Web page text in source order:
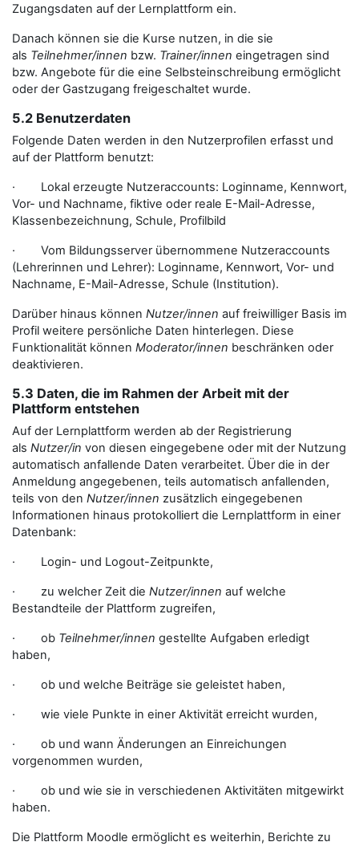
Zugangsdaten auf der Lernplattform ein.
Danach können sie die Kurse nutzen, in die sie
als Teilnehmer/innen bzw. Trainer/innen eingetragen sind
bzw. Angebote für die eine Selbsteinschreibung ermöglicht
oder der Gastzugang freigeschaltet wurde.
5.2 Benutzerdaten
Folgende Daten werden in den Nutzerprofilen erfasst und
auf der Plattform benutzt:
· Lokal erzeugte Nutzeraccounts: Loginname, Kennwort,
Vor- und Nachname, fiktive oder reale E-Mail-Adresse,
Klassenbezeichnung, Schule, Profilbild
· Vom Bildungsserver übernommene Nutzeraccounts
(Lehrerinnen und Lehrer): Loginname, Kennwort, Vor- und
Nachname, E-Mail-Adresse, Schule (Institution).
Darüber hinaus können Nutzer/innen auf freiwilliger Basis im
Profil weitere persönliche Daten hinterlegen. Diese
Funktionalität können Moderator/innen beschränken oder
deaktivieren.
5.3 Daten, die im Rahmen der Arbeit mit der
Plattform entstehen
Auf der Lernplattform werden ab der Registrierung
als Nutzer/in von diesen eingegebene oder mit der Nutzung
automatisch anfallende Daten verarbeitet. Über die in der
Anmeldung angegebenen, teils automatisch anfallenden,
teils von den Nutzer/innen zusätzlich eingegebenen
Informationen hinaus protokolliert die Lernplattform in einer
Datenbank:
· Login- und Logout-Zeitpunkte,
· zu welcher Zeit die Nutzer/innen auf welche
Bestandteile der Plattform zugreifen,
· ob Teilnehmer/innen gestellte Aufgaben erledigt
haben,
· ob und welche Beiträge sie geleistet haben,
· wie viele Punkte in einer Aktivität erreicht wurden,
· ob und wann Änderungen an Einreichungen
vorgenommen wurden,
· ob und wie sie in verschiedenen Aktivitäten mitgewirkt
haben.
Die Plattform Moodle ermöglicht es weiterhin, Berichte zu